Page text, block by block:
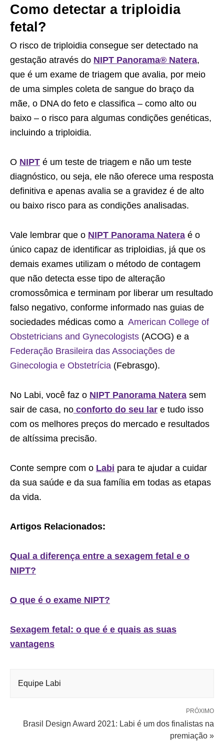
Como detectar a triploidia
fetal?
O risco de triploidia consegue ser detectado na
gestação através do NIPT Panorama® Natera,
que é um exame de triagem que avalia, por meio
de uma simples coleta de sangue do braço da
mãe, o DNA do feto e classifica – como alto ou
baixo – o risco para algumas condições genéticas,
incluindo a triploidia.
O NIPT é um teste de triagem e não um teste
diagnóstico, ou seja, ele não oferece uma resposta
definitiva e apenas avalia se a gravidez é de alto
ou baixo risco para as condições analisadas.
Vale lembrar que o NIPT Panorama Natera é o
único capaz de identificar as triploidias, já que os
demais exames utilizam o método de contagem
que não detecta esse tipo de alteração
cromossômica e terminam por liberar um resultado
falso negativo, conforme informado nas guias de
sociedades médicas como a American College of
Obstetricians and Gynecologists (ACOG) e a
Federação Brasileira das Associações de
Ginecologia e Obstetrícia (Febrasgo).
No Labi, você faz o NIPT Panorama Natera sem
sair de casa, no conforto do seu lar e tudo isso
com os melhores preços do mercado e resultados
de altíssima precisão.
Conte sempre com o Labi para te ajudar a cuidar
da sua saúde e da sua família em todas as etapas
da vida.
Artigos Relacionados:
Qual a diferença entre a sexagem fetal e o
NIPT?
O que é o exame NIPT?
Sexagem fetal: o que é e quais as suas
vantagens
Equipe Labi
PRÓXIMO
Brasil Design Award 2021: Labi é um dos finalistas na
premiação »